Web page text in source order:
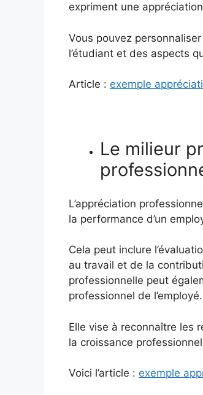
expriment une
Vous pouvez
l’étudiant et des aspects
Article : exemple
Le milieur
L’appréciation
la performance d’un
Cela peut inclure
au travail et de la
professionnelle peut
professionnel de l’employé.
Elle vise à reconnaître les
la croissance
Voici l’article : exemple